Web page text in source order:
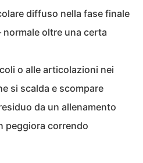
diffuso nella fase finale
oltre una certa
o alle articolazioni nei
si scalda e scompare
da un allenamento
peggiora correndo